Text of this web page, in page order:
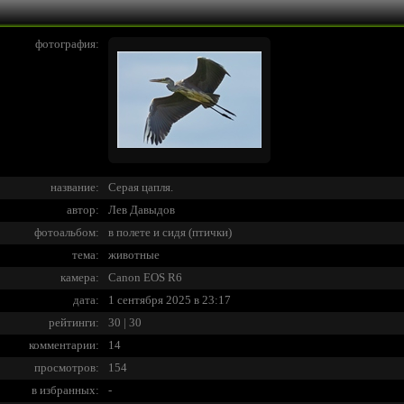
фотография:
название:
Серая цапля.
автор:
Лев Давыдов
фотоальбом:
в полете и сидя (птички)
тема:
животные
камера:
Canon EOS R6
дата:
1 сентября 2025 в 23:17
рейтинги:
30 | 30
комментарии:
14
просмотров:
154
в избранных:
-